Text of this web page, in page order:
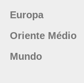
Europa
Oriente Médio
Mundo